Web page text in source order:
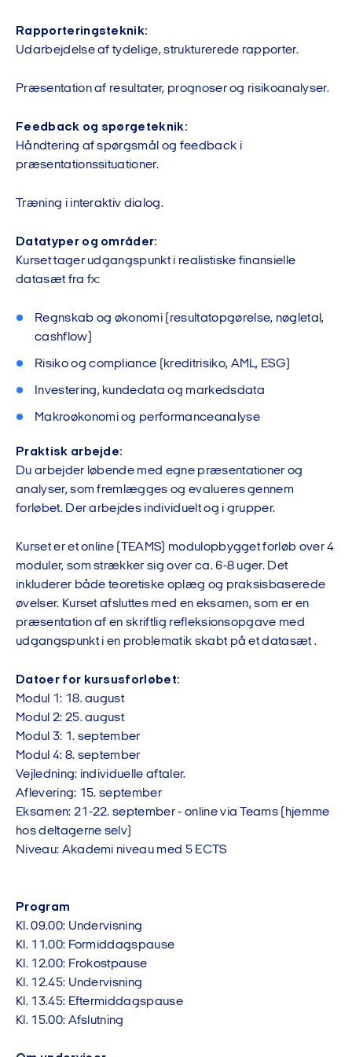
Rapporteringsteknik:
Udarbejdelse af tydelige, strukturerede rapporter.
Præsentation af resultater, prognoser og risikoanalyser.
Feedback og spørgeteknik:
Håndtering af spørgsmål og feedback i
præsentationssituationer.
Træning i interaktiv dialog.
Datatyper og områder:
Kurset tager udgangspunkt i realistiske finansielle
datasæt fra fx:
Regnskab og økonomi (resultatopgørelse, nøgletal,
cashflow)
Risiko og compliance (kreditrisiko, AML, ESG)
Investering, kundedata og markedsdata
Makroøkonomi og performanceanalyse
Praktisk arbejde:
Du arbejder løbende med egne præsentationer og
analyser, som fremlægges og evalueres gennem
forløbet. Der arbejdes individuelt og i grupper.
Kurset er et online (TEAMS) modulopbygget forløb over 4
moduler, som strækker sig over ca. 6-8 uger. Det
inkluderer både teoretiske oplæg og praksisbaserede
øvelser. Kurset afsluttes med en eksamen, som er en
præsentation af en skriftlig refleksionsopgave med
udgangspunkt i en problematik skabt på et datasæt .
Datoer for kursusforløbet:
Modul 1: 18. august
Modul 2: 25. august
Modul 3: 1. september
Modul 4: 8. september
Vejledning: individuelle aftaler.
Aflevering: 15. september
Eksamen: 21-22. september - online via Teams (hjemme
hos deltagerne selv)
Niveau: Akademi niveau med 5 ECTS
Program
Kl. 09.00: Undervisning
Kl. 11.00: Formiddagspause
Kl. 12.00: Frokostpause
Kl. 12.45: Undervisning
Kl. 13.45: Eftermiddagspause
Kl. 15.00: Afslutning